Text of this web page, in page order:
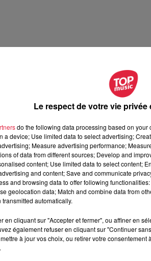
Voice / Casino Barrière
/ Casino Barrière Ribeauvillé
Le respect de votre vie
do the following data processing based on
a device; Use limited data to select advertising;
Measure advertising performance;
of data from different sources; Develop and
content; Use limited data to select content;
and content; Save and communicate
and browsing data to offer following
geolocation data; Match and combine data from
automatically.
en cliquant sur "Accepter et fermer", ou affiner en
également refuser en cliquant sur "Continuer
à jour vos choix, ou retirer votre